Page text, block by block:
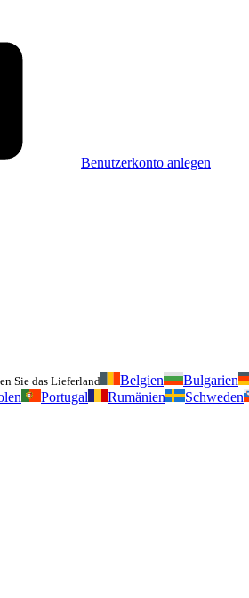
Benutzerkonto anlegen
Sie das Lieferland Belgien Bulgarien
Portugal Rumänien Schweden